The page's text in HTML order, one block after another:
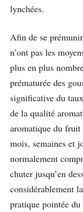
lynchées.
Afin de se
n’ont pas les
plus en plus
prématurée des
significative du
de la qualité
aromatique du fruit
mois, semaines et
normalement
chuter jusqu’en
considérablement
pratique pointée